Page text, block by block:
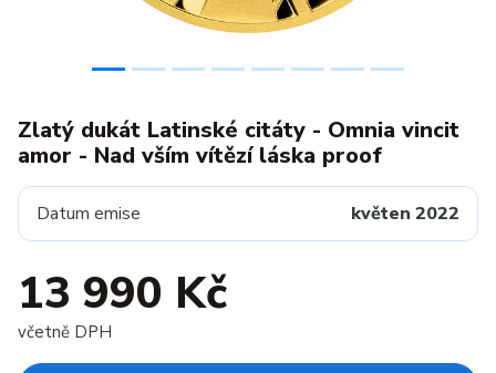
Zlatý dukát Latinské citáty - Omnia vincit
amor - Nad vším vítězí láska proof
Datum emise květen 2022
13 990 Kč
včetně DPH